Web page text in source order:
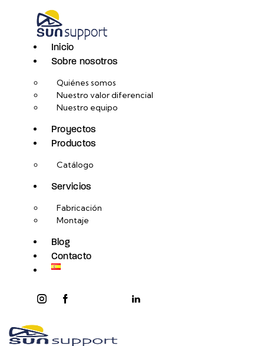
Inicio
Sobre nosotros
Quiénes somos
Nuestro valor diferencial
Nuestro equipo
Proyectos
Productos
Catálogo
Servicios
Fabricación
Montaje
Blog
Contacto
instagramfacebook-
youtube2
linkedin